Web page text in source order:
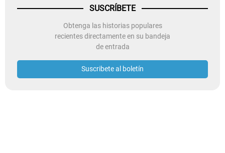
SUSCRÍBETE
Obtenga las historias populares
recientes directamente en su bandeja
de entrada
Suscribete al boletín